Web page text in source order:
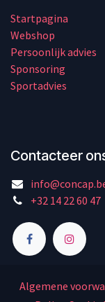
Startpagina
Webshop
Persoonlijk advies
Sponsoring
Sportadvies
Contacteer
+32 14 22 60 47
Algemene